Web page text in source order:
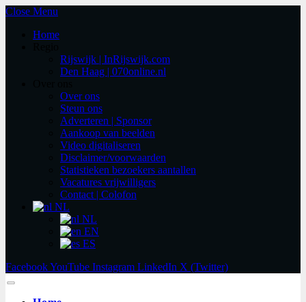
Close Menu
Home
Rijswijk | InRijswijk.com
Den Haag | 070online.nl
Over ons
Steun ons
Adverteren | Sponsor
Aankoop van beelden
Video digitaliseren
Disclaimer/voorwaarden
Statistieken bezoekers aantallen
Vacatures vrijwilligers
Contact | Colofon
NL
NL
EN
ES
FacebookYouTube Instagram LinkedIn X (Twitter)